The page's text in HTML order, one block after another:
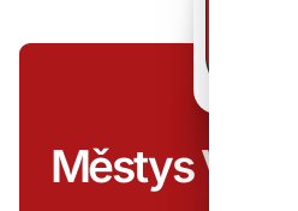
Městys